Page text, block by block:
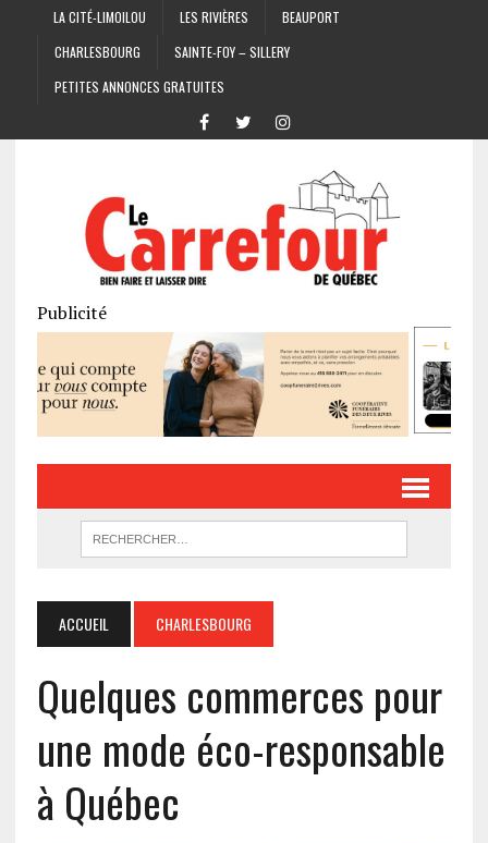
LA CITÉ-LIMOILOU LES RIVIÈRES
BEAUPORT
CHARLESBOURG
SAINTE-FOY – SILLERY
PETITES ANNONCES GRATUITES
Publicité
ACCUEIL CHARLESBOURG
Quelques commerces pour
une mode éco-responsable
à Québec